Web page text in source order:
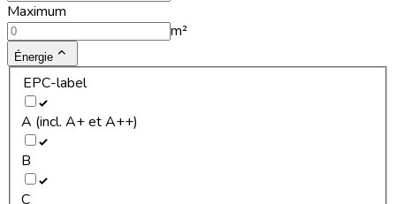
Maximum
m²
Énergie
EPC-label
A (incl. A+ et A++)
B
C